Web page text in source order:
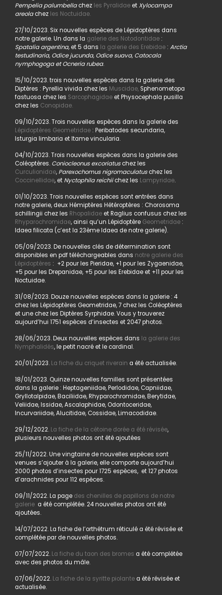
Pempelia palumbellachez les PyralidaeetXylocampa
areolachez les Noctuidae.
27/10/2023. Six nouvelles espèces de Lépidoptères dans
notre galerie. Un dans la galerie des Notodontidae:
Spatalia argentina, et 5 dans la galerie des Erebidae: Arctia
testudinaria, Odice jucunda, Odice suava, Catocala
nymphogoga et Ocneria rubea.
15/10/2023. trois nouvelles espèces dans la galerie des
Diptères : Pyrellia vivida chez les Muscidae,Sphenometopa
fastuosa chez les Sarcophagidaeet Physocephala pusilla
chez les Conopidae.
09/10/2023. Trois nouvelles espèces dans la galerie des
Lépidoptères Geometridae: Peribatodes secundaria,
Isturgia limbaria et Itame vincularia.
04/10/2023. Trois nouvelles espèces dans la galerie des
Coléoptères. Coniocleonus excoriatuschez les
Curculionidae, Parexochomus nigromaculatuschez les
Coccinellidae, et Nyctophila reichiichez les Lampyridae.
01/10/2023. Trois nouvelles espèces sont entrées dans
notre galerie, deux Hémiptères Hétéroptères : Chorosoma
schillingii chez les Rhopalidaeet Raglius confusus chez les
Rhyparochromidae, ainsi qu’un Lépidoptère Geometridae:
Idaea filicata (c’est la 23ème Idaea de notre galerie).
05/09/2023. De nouvelles clés de détermination sont
disponibles en pdf téléchargeables dans notre galerie des
Lépidoptères : +2 pour les Pieridae, +1 pour les Zygaenidae,
+5 pour les Drepanidae, +5 pour les Erebidae et +11 pour les
Noctuidae.
31/08/2023. Douze nouvelles espèces dans la galerie : 4
chez les Lépidoptères Geometridae, 7 chez les Coléoptères
et une chez les Diptères Syrphidae. Vous y trouverez
aujourd’hui 1751 espèces d’insectes et 2047 photos.
28/06/2023. Deux nouvelles espèces dans la galerie des
Nymphalidés, le petit nacré et le cardinal.
20/01/2023. La fiche du criquet riverain a été actualisée.
18/01/2023. Quinze nouvelles familles sont présentées
dans la galerie : Heptageniidae, Perlodidae, Capniidae,
Gryllotalpidae, Baciliidae, Rhyparochromidae, Berytidae,
Veliidae, Issidae, Ascalaphidae, Odontoceridae,
Incurvariidae, Alucitidae, Cossidae, Limacodidae.
29/12/2022. La fiche de la cétoine dorée a été révisée,
plusieurs nouvelles photos ont été ajoutées
25/11/2022. Une vingtaine de nouvelles espèces sont
venues s’ajouter à la galerie, elle comporte aujourd’hui
2000 photos d’insectes pour 1725 espèces, et 127 photos
d’arachnides pour 112 espèces.
09/11/2022. La page des chenilles de papillons de notre
galerie a été complétée. 24 nouvelles photos ont été
ajoutées.
14/07/2022. La fiche de l’orthétrum réticulé a été révisée et
complétée par de nouvelles photos.
07/07/2022. La fiche du taon des bromes a été complétée
avec des photos du mâle.
07/06/2022. La fiche de la syritte piolantea été révisée et
actualisée.